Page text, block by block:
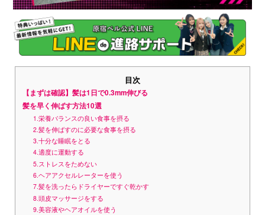
目次
【まずは確認】髪は1日で0.3mm伸びる
髪を早く伸ばす方法10選
1.栄養バランスの良い食事を摂る
2.髪を伸ばすのに必要な食事を摂る
3.十分な睡眠をとる
4.適度に運動する
5.ストレスをためない
6.ヘアアクセルレーターを使う
7.髪を洗ったらドライヤーですぐ乾かす
8.頭皮マッサージをする
9.美容液やヘアオイルを使う